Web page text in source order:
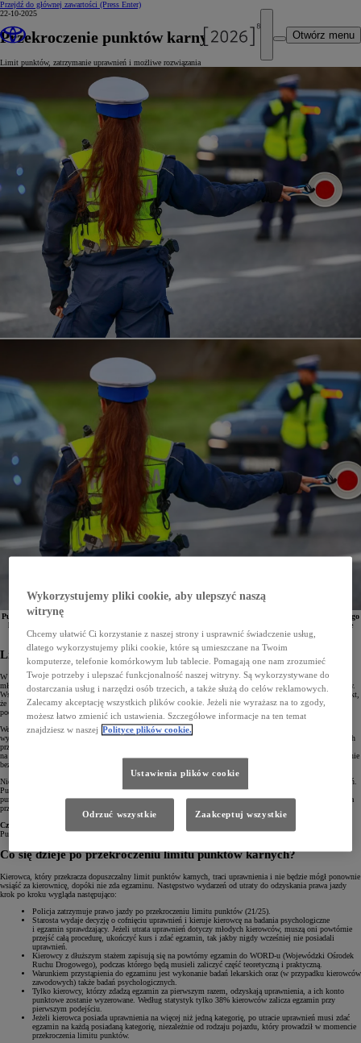
Przejdź do głównej zawartości (Press Enter)
Otwórz menu
22-10-2025
Przekroczenie punktów karnych
Limit punktów, zatrzymanie uprawnień i możliwe rozwiązania
Punkty karne to dla wielu kierowców dużo dotkliwsza kara niż mandat. Przekroczenie dopuszczalnego
limitu oznacza utratę prawa jazdy i szereg nieprzyjemności. Dowiedz się, jak działają punkty karne
w Polsce i co trzeba zrobić, gdy na Twoim koncie pojawi się ich zbyt wiele.
Limity punktów karnych
W Polsce obowiązują dwa różne limity punktów karnych, które zależą od stażu posiadania prawa jazdy. Dla
młodych kierowców, czyli takich, którzy korzystają z uprawnień krócej niż rok, ten limit wynosi 20 punktów.
Wszystkich pozostałych uczestników ruchu obowiązuje limit 24 punktów. To, o czym należy pamiętać, to fakt,
że są to maksymalne dopuszczalne limity posiadanych punktów i dopiero przekroczenie tych wartości jest
podstawą do utraty uprawnień.
Według najnowszego taryfikatora maksymalna kara, jaką policja może nałożyć na kierującego za pojedyncze
wykroczenie, to 15 punktów karnych. Tak surowo penalizowani są kierowcy, którzy dopuścili się najcięższych
przewinień, czyli przekroczyli dopuszczalną prędkość o ponad 70 km/h, nie ustąpili pierwszeństwa pieszemu
na przejściu, wyprzedzali na pasach, wtargnęli na skrzyżowanie na czerwonym świetle, spowodowali zagrożenie
bezpieczeństwa w ruchu drogowym w stanie nietrzeźwości lub nie udzielili pomocy ofiarom wypadku.
Nie oznacza to wcale, że podczas jednego zatrzymania kierowca z czystym kontem nie może stracić uprawnień.
Punkty się sumują, więc teoretyczna sytuacja, w której kierowca przekracza prędkość o ponad 70 km/h (15
punktów) podczas jazdy buspasem (6 punktów.) bez zapiętych pasów (5 punktów) to wystarczająca kumulacja
przewinień, żeby pożegnać się z prawem jazdy na długie miesiące.
Czy wiesz, że?
Punkty karne zostały wprowadzone w Polsce po raz pierwszy w 1993 roku.
Co się dzieje po przekroczeniu limitu punktów karnych?
Kierowca, który przekracza dopuszczalny limit punktów karnych, traci uprawnienia i nie będzie mógł ponownie
wsiąść za kierownicę, dopóki nie zda egzaminu. Następstwo wydarzeń od utraty do odzyskania prawa jazdy
krok po kroku wygląda następująco:
Policja zatrzymuje prawo jazdy po przekroczeniu limitu punktów (21/25).
Starosta wydaje decyzję o cofnięciu uprawnień i kieruje kierowcę na badania psychologiczne
i egzamin sprawdzający. Jeżeli utrata uprawnień dotyczy młodych kierowców, muszą oni powtórnie
przejść całą procedurę, ukończyć kurs i zdać egzamin, tak jakby nigdy wcześniej nie posiadali
uprawnień.
Kierowcy z dłuższym stażem zapisują się na powtórny egzamin do WORD-u (Wojewódzki Ośrodek
Ruchu Drogowego), podczas którego będą musieli zaliczyć część teoretyczną i praktyczną.
Warunkiem przystąpienia do egzaminu jest wykonanie badań lekarskich oraz (w przypadku kierowców
zawodowych) także badań psychologicznych.
Tylko kierowcy, którzy zdadzą egzamin za pierwszym razem, odzyskają uprawnienia, a ich konto
punktowe zostanie wyzerowane. Według statystyk tylko 38% kierowców zalicza egzamin przy
pierwszym podejściu.
Jeżeli kierowca posiada uprawnienia na więcej niż jedną kategorię, po utracie uprawnień musi zdać
egzamin na każdą posiadaną kategorię, niezależnie od rodzaju pojazdu, który prowadził w momencie
przekroczenia limitu punktów.
Wykorzystujemy pliki cookie, aby ulepszyć naszą
witrynę
Chcemy ułatwić Ci korzystanie z naszej strony i usprawnić świadczenie usług,
dlatego wykorzystujemy pliki cookie, które są umieszczane na Twoim
komputerze, telefonie komórkowym lub tablecie. Pomagają one nam zrozumieć
Twoje potrzeby i ulepszać funkcjonalność naszej witryny. Są wykorzystywane do
dostarczania usług i narzędzi osób trzecich, a także służą do celów reklamowych.
Zalecamy akceptację wszystkich plików cookie. Jeżeli nie wyrażasz na to zgody,
możesz łatwo zmienić ich ustawienia. Szczegółowe informacje na ten temat
znajdziesz w naszej Polityce plików cookie.
Ustawienia plików cookie
Odrzuć wszystkie Zaakceptuj wszystkie